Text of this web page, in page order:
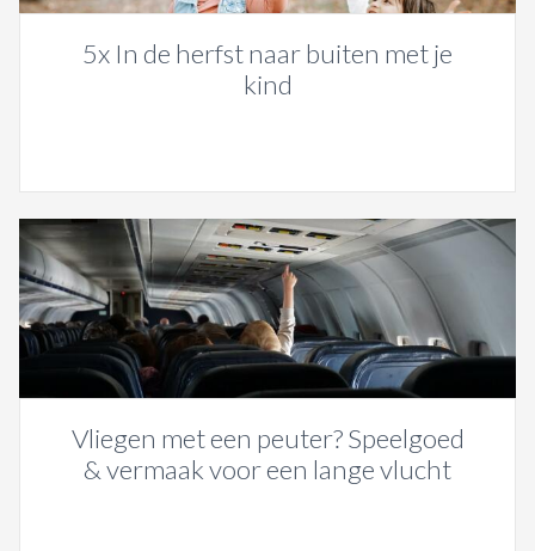
5x In de herfst naar buiten met je
kind
Vliegen met een peuter? Speelgoed
& vermaak voor een lange vlucht